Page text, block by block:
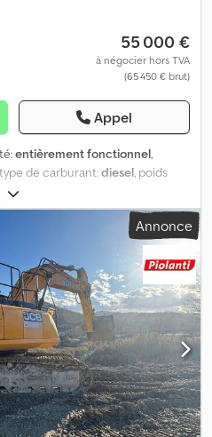
55 000 €
à négocier hors TVA
(65 450 € brut)
Appel
entièrement fonctionnel,
, type de carburant:diesel , poids
de marche:
de la chaîne:50 pourcentage,
, prochaine inspection (TÜV):
de machine/véhicule:1610853,
selon les normes UVV,
flèche réglable, godet
de préhenseur, marteau
, Moteur diesel ISUZU 4
marteau et cisaille
largeur de transport 3000
+ 1 godet de terrassement
Annonce